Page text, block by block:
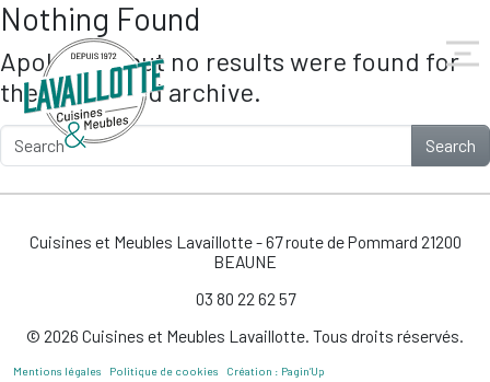
Skip to main content
Nothing Found
Apologies, but no results were found for
the requested archive.
Search
Cuisines et Meubles Lavaillotte - 67 route de Pommard 21200
BEAUNE
03 80 22 62 57
© 2026 Cuisines et Meubles Lavaillotte. Tous droits réservés.
Mentions légales Politique de cookies Création : Pagin’Up